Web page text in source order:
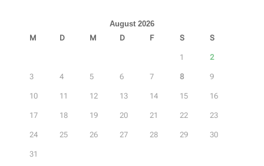
August 2026
M
D M D F S S
1 2
3 4 5 6 7 8 9
10 11 12 13 14 15 16
17 18 19 20 21 22 23
24 25 26 27 28 29 30
31